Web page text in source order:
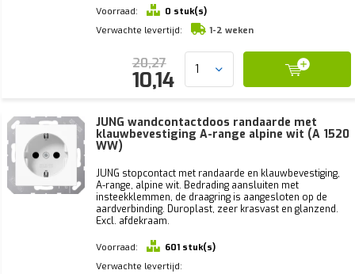
Voorraad:
0 stuk(s)
Verwachte levertijd:
1-2 weken
20,27
10,14
JUNG wandcontactdoos randaarde met
klauwbevestiging A-range alpine wit (A 1520
WW)
JUNG stopcontact met randaarde en klauwbevestiging,
A-range, alpine wit. Bedrading aansluiten met
insteekklemmen, de draagring is aangesloten op de
aardverbinding. Duroplast, zeer krasvast en glanzend.
Excl. afdekraam.
Voorraad:
601 stuk(s)
Verwachte levertijd: